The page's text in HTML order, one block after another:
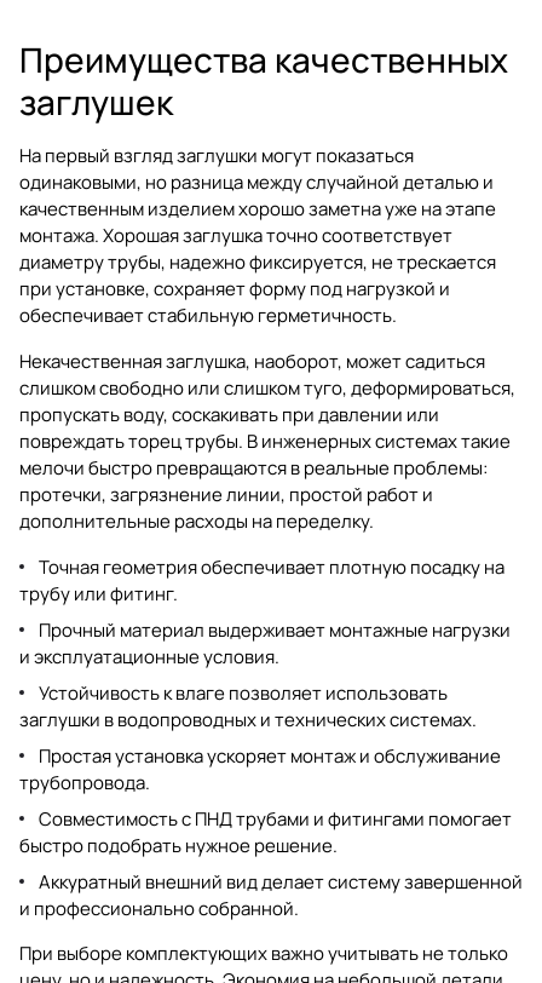
Преимущества качественных
заглушек
На первый взгляд заглушки могут показаться
одинаковыми, но разница между случайной деталью и
качественным изделием хорошо заметна уже на этапе
монтажа. Хорошая заглушка точно соответствует
диаметру трубы, надежно фиксируется, не трескается
при установке, сохраняет форму под нагрузкой и
обеспечивает стабильную герметичность.
Некачественная заглушка, наоборот, может садиться
слишком свободно или слишком туго, деформироваться,
пропускать воду, соскакивать при давлении или
повреждать торец трубы. В инженерных системах такие
мелочи быстро превращаются в реальные проблемы:
протечки, загрязнение линии, простой работ и
дополнительные расходы на переделку.
Точная геометрия обеспечивает плотную посадку на
трубу или фитинг.
Прочный материал выдерживает монтажные нагрузки
и эксплуатационные условия.
Устойчивость к влаге позволяет использовать
заглушки в водопроводных и технических системах.
Простая установка ускоряет монтаж и обслуживание
трубопровода.
Совместимость с ПНД трубами и фитингами помогает
быстро подобрать нужное решение.
Аккуратный внешний вид делает систему завершенной
и профессионально собранной.
При выборе комплектующих важно учитывать не только